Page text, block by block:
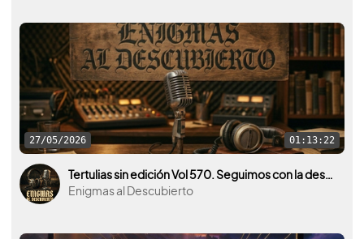
27/05/2026 01:13:22
Tertulias sin edición Vol 570. Seguimos con la desclasificación y vídeos interesantes sobre ovnis.
Enigmas al Descubierto